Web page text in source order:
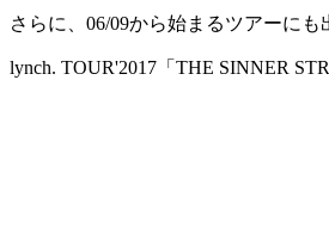
さらに、06/09から始まるツアーにも
lynch. TOUR'2017「THE SINNER